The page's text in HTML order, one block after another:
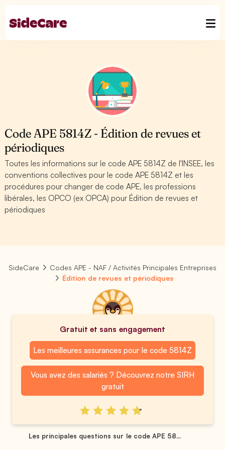
Code APE 5814Z - Édition de revues et
périodiques
Toutes les informations sur le code APE 5814Z de l'INSEE, les
conventions collectives pour le code APE 5814Z et les
procédures pour changer de code APE, les professions
libérales, les OPCO (ex OPCA) pour Édition de revues et
périodiques
SideCare
Codes APE - NAF / Activités Principales Entreprises
Édition de revues et périodiques
Gratuit et sans engagement
Les meilleures assurances pour le code 5814Z
Vous avez des salariés ? Découvrez notre SIRH
gratuit
Les principales questions sur le code APE 58...